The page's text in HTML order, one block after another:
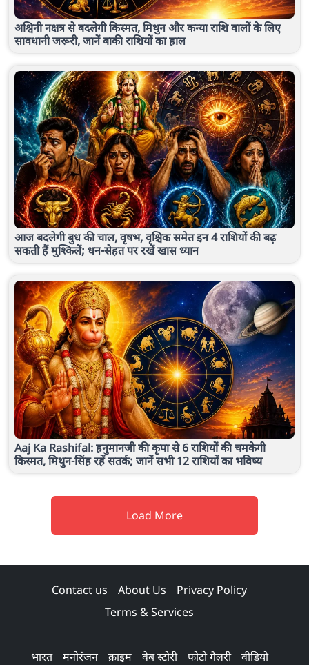
अश्विनी नक्षत्र से बदलेगी किस्मत, मिथुन और कन्या राशि वालों के लिए
सावधानी जरूरी, जानें बाकी राशियों का हाल
आज बदलेगी बुध की चाल, वृषभ, वृश्चिक समेत इन 4 राशियों की बढ़
सकती हैं मुश्किलें; धन-सेहत पर रखें खास ध्यान
Aaj Ka Rashifal: हनुमानजी की कृपा से 6 राशियों की चमकेगी
किस्मत, मिथुन-सिंह रहें सतर्क; जानें सभी 12 राशियों का भविष्य
Load More
Contact us About Us
Privacy Policy
Terms & Services
भारत मनोरंजन क्राइम वेब स्टोरी फोटो गैलरी वीडियो